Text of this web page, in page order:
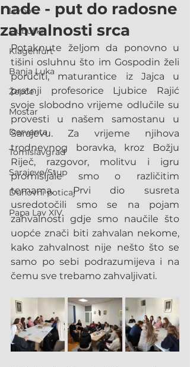
Livno
Ljubuški
Klagenfurt
Banja Luka
Žepče
Mostar
Derventa
Tomislavgrad
Sarajevo/Stup
Duhovni poticaj
Papa Lav XIV.
nade - put do radosne
zahvalnosti srca
Potaknute željom da ponovno u
tišini osluhnu što im Gospodin želi
poručiti, maturantice iz Jajca u
pratnji profesorice Ljubice Rajić
svoje slobodno vrijeme odlučile su
provesti u našem samostanu u
Sarajevu. Za vrijeme njihova
trodnevnog boravka, kroz Božju
Riječ, razgovor, molitvu i igru
promišljale smo o različitim
temama. Prvi dio susreta
usredotočili smo se na pojam
zahvalnosti gdje smo naučile što
uopće znači biti zahvalan nekome,
kako zahvalnost nije nešto što se
samo po sebi podrazumijeva i na
čemu sve trebamo zahvaljivati.